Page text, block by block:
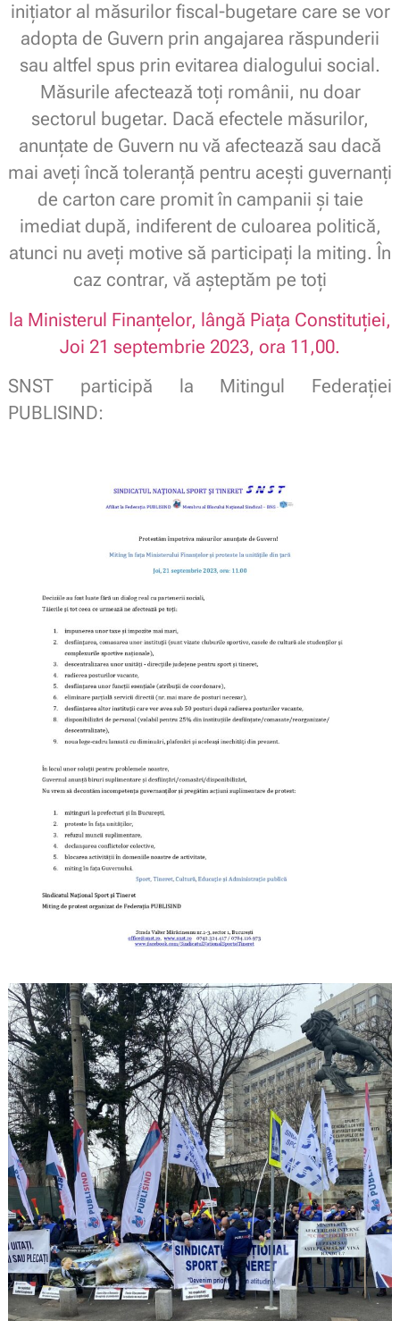
inițiator al măsurilor fiscal-bugetare care se vor
adopta de Guvern prin angajarea răspunderii
sau altfel spus prin evitarea dialogului social.
Măsurile afectează toți românii, nu doar
sectorul bugetar. Dacă efectele măsurilor,
anunțate de Guvern nu vă afectează sau dacă
mai aveți încă toleranță pentru acești guvernanți
de carton care promit în campanii și taie
imediat după, indiferent de culoarea politică,
atunci nu aveți motive să participați la miting. În
caz contrar, vă așteptăm pe toți
la Ministerul Finanțelor, lângă Piața Constituției,
Joi 21 septembrie 2023, ora 11,00.
SNST participă la Mitingul Federației
PUBLISIND: